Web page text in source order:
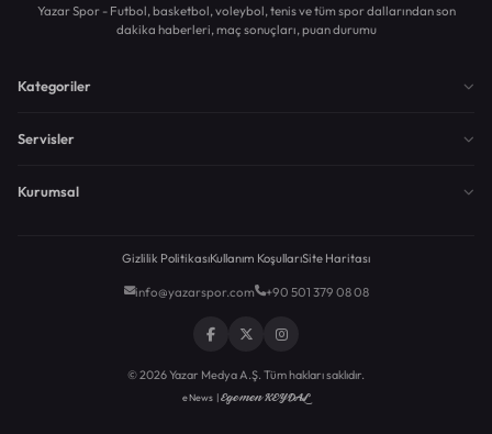
Yazar Spor - Futbol, basketbol, voleybol, tenis ve tüm spor dallarından son
dakika haberleri, maç sonuçları, puan durumu
Kategoriler
Servisler
Kurumsal
Gizlilik PolitikasıKullanım KoşullarıSite Haritası
info@yazarspor.com +90 501 379 08 08
© 2026 Yazar Medya A.Ş. Tüm hakları saklıdır.
eNews |Egemen KEYDAL